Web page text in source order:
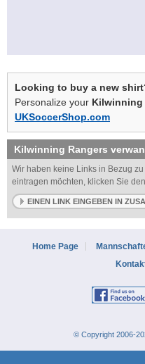
Looking to buy a new
Personalize your Kilwinning
UKSoccerShop.com
Kilwinning Rangers
Wir haben keine Links in Bezug
eintragen möchten, klicken Sie
EINEN LINK EINGEBEN IN
Home Page
© Copyright 2006-